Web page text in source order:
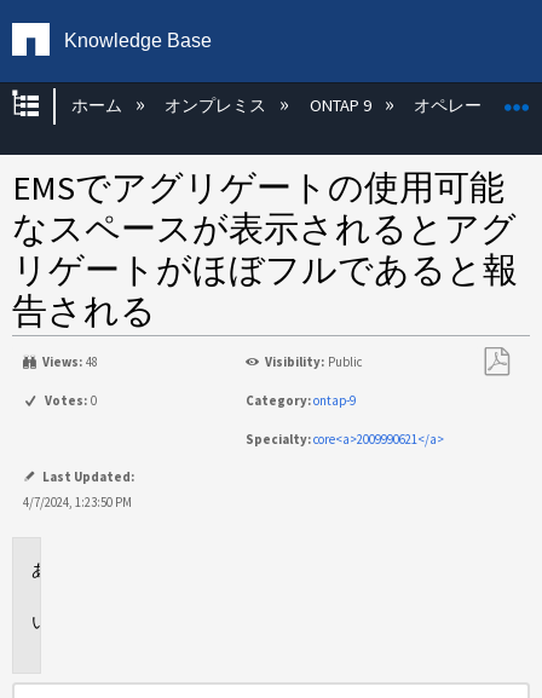
Knowledge Base
グローバル階層を展開/折りたたむ
ホーム オンプレミス ONTAP 9 オペレーティン
EMSでアグリゲートの使用可能
なスペースが表示されるとアグ
リゲートがほぼフルであると報
告される
Views: 48 Visibility: Public
Votes: 0 Category:ontap-9
Specialty:core<a>2009990621</a>
Last Updated:
4/7/2024, 1:23:50 PM